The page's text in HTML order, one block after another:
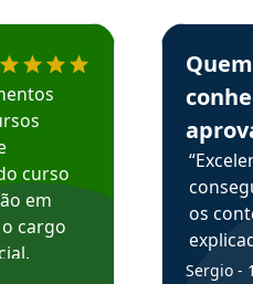
o Aprova Concursos em
curso
em
cargo
na
Estudante
Quem
os
Sergio -